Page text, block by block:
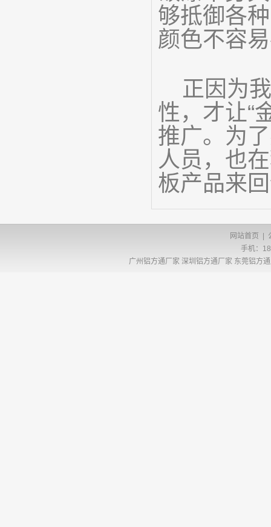
够抵御各
颜色不容
正因为我
性，才让“
推广。为
人员，也
板产品来
网站首页
手机：
广州铝方通厂家 深圳铝方通厂家 东莞铝方